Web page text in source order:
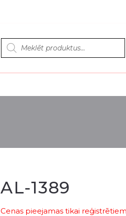
Products
search
AL-1389
Cenas pieejamas tikai